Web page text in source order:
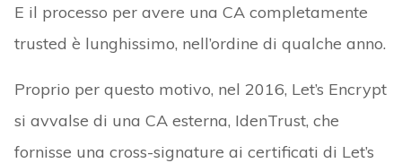
E il processo per avere una CA completamente
trusted è lunghissimo, nell’ordine di qualche anno.
Proprio per questo motivo, nel 2016, Let’s Encrypt
si avvalse di una CA esterna, IdenTrust, che
fornisse una cross-signature ai certificati di Let’s